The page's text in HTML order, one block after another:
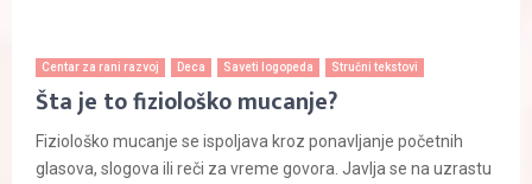
Centar za rani razvoj Deca Saveti logopeda Stručni tekstovi
Šta je to fiziološko mucanje?
Fiziološko mucanje se ispoljava kroz ponavljanje početnih
glasova, slogova ili reči za vreme govora. Javlja se na uzrastu